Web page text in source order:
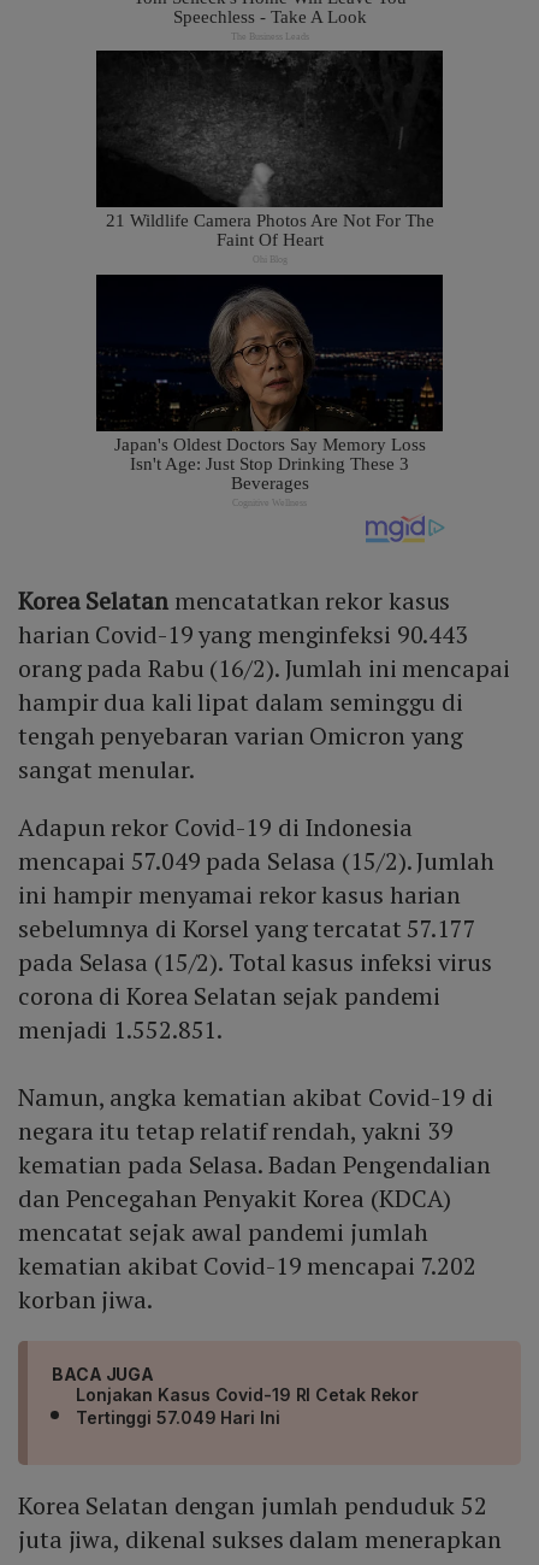
Korea Selatanmencatatkan rekor kasus
harian Covid-19 yang menginfeksi 90.443
orang pada Rabu (16/2). Jumlah ini mencapai
hampir dua kali lipat dalam seminggu di
tengah penyebaran varian Omicron yang
sangat menular.
Adapun rekor Covid-19 di Indonesia
mencapai 57.049 pada Selasa (15/2). Jumlah
ini hampir menyamai rekor kasus harian
sebelumnya di Korsel yang tercatat 57.177
pada Selasa (15/2). Total kasus infeksi virus
corona di Korea Selatan sejak pandemi
menjadi 1.552.851.
Namun, angka kematian akibat Covid-19 di
negara itu tetap relatif rendah, yakni 39
kematian pada Selasa. Badan Pengendalian
dan Pencegahan Penyakit Korea (KDCA)
mencatat sejak awal pandemi jumlah
kematian akibat Covid-19 mencapai 7.202
korban jiwa.
BACA JUGA
Lonjakan Kasus Covid-19 RI Cetak Rekor
Tertinggi 57.049 Hari Ini
Korea Selatan dengan jumlah penduduk 52
juta jiwa, dikenal sukses dalam menerapkan